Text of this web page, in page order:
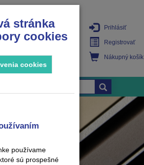
Prihlásiť
Registrovať
Nákupný košík
stránka
cookies
cookies
používame
sú prospešné